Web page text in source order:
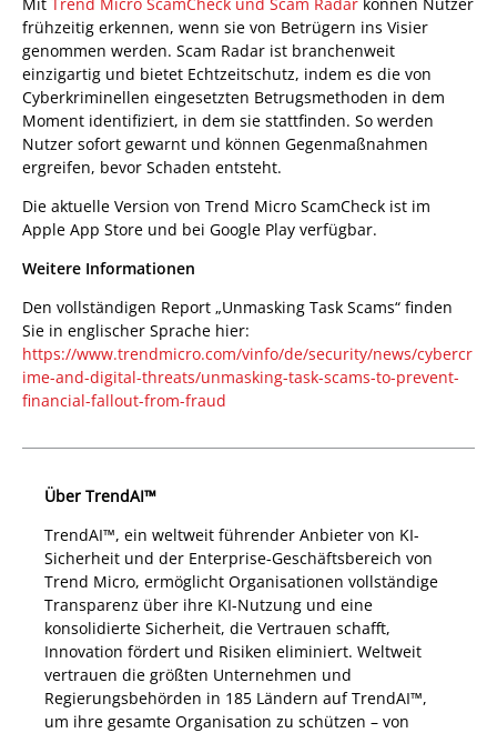
frühzeitig erkennen, wenn sie von Betrügern ins Visier
genommen werden. Scam Radar ist branchenweit
einzigartig und bietet Echtzeitschutz, indem es die von
Cyberkriminellen eingesetzten Betrugsmethoden in dem
Moment identifiziert, in dem sie stattfinden. So werden
Nutzer sofort gewarnt und können Gegenmaßnahmen
ergreifen, bevor Schaden entsteht.
Die aktuelle Version von Trend Micro ScamCheck ist im
Apple App Store und bei Google Play verfügbar.
Weitere Informationen
Den vollständigen Report „Unmasking Task Scams“ finden
Sie in englischer Sprache hier:
https://www.trendmicro.com/vinfo/de/security/news/cybercr
ime-and-digital-threats/unmasking-task-scams-to-prevent-
financial-fallout-from-fraud
Über TrendAI™
TrendAI™, ein weltweit führender Anbieter von KI-
Sicherheit und der Enterprise-Geschäftsbereich von
Trend Micro, ermöglicht Organisationen vollständige
Transparenz über ihre KI-Nutzung und eine
konsolidierte Sicherheit, die Vertrauen schafft,
Innovation fördert und Risiken eliminiert. Weltweit
vertrauen die größten Unternehmen und
Regierungsbehörden in 185 Ländern auf TrendAI™,
um ihre gesamte Organisation zu schützen – von